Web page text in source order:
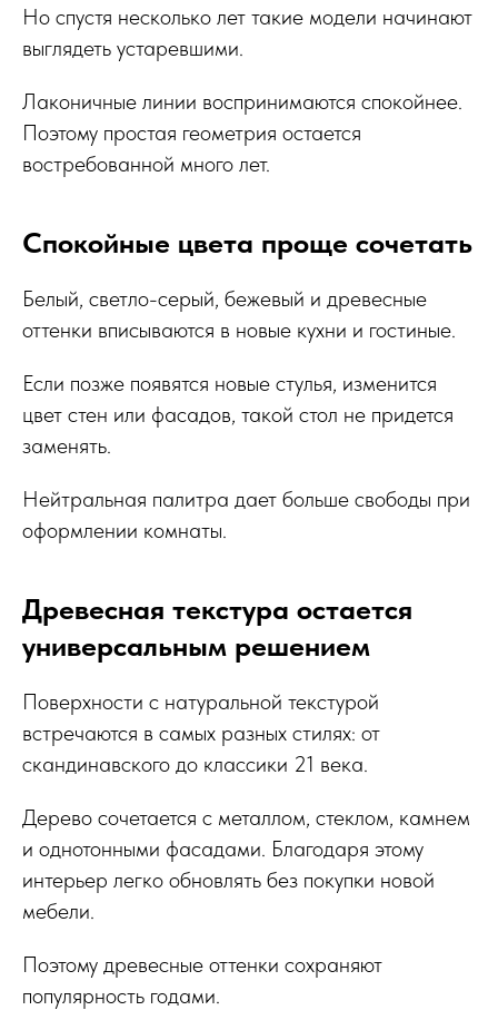
Но спустя несколько лет такие модели начинают
выглядеть устаревшими.
Лаконичные линии воспринимаются спокойнее.
Поэтому простая геометрия остается
востребованной много лет.
Спокойные цвета проще сочетать
Белый, светло-серый, бежевый и древесные
оттенки вписываются в новые кухни и гостиные.
Если позже появятся новые стулья, изменится
цвет стен или фасадов, такой стол не придется
заменять.
Нейтральная палитра дает больше свободы при
оформлении комнаты.
Древесная текстура остается
универсальным решением
Поверхности с натуральной текстурой
встречаются в самых разных стилях: от
скандинавского до классики 21 века.
Дерево сочетается с металлом, стеклом, камнем
и однотонными фасадами. Благодаря этому
интерьер легко обновлять без покупки новой
мебели.
Поэтому древесные оттенки сохраняют
популярность годами.